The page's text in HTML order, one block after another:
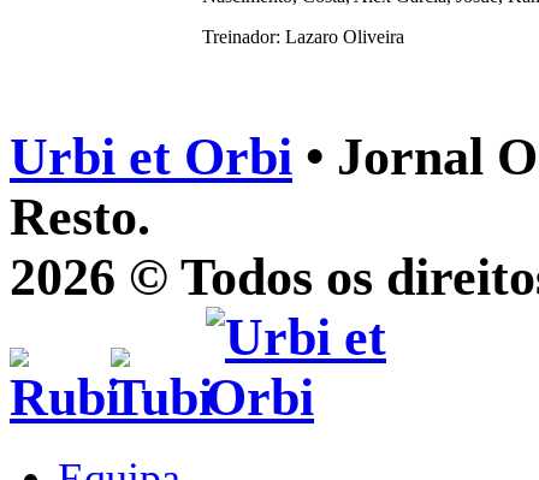
Treinador: Lazaro Oliveira
Urbi et Orbi • Jornal
Resto.
2026 © Todos os